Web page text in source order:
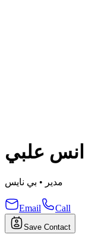
انس علبي
مدير • بي نايس
Email Call
Save Contact